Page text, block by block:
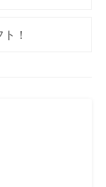
！